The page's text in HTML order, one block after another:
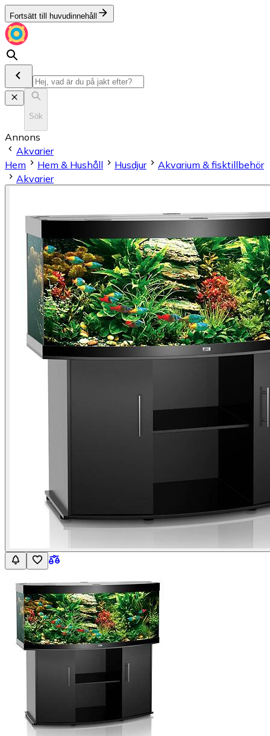
Fortsätt till huvudinnehåll
Sök
Annons
Akvarier
Hem
Hem & Hushåll Husdjur
Akvarium & fisktillbehör
Akvarier